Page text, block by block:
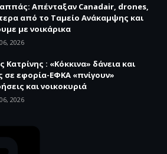
Απένταξαν Canadair, drones,
από το Ταμείο Ανάκαμψης και
με νοικάρικα
2026
Κατρίνης : «Κόκκινα» δάνεια και
σε εφορία-ΕΦΚΑ «πνίγουν»
και νοικοκυριά
2026